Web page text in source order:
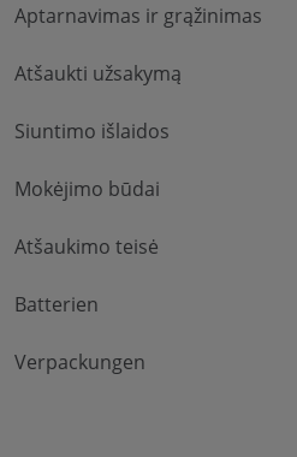
Aptarnavimas ir grąžinimas
Atšaukti užsakymą
Siuntimo išlaidos
Mokėjimo būdai
Atšaukimo teisė
Batterien
Verpackungen